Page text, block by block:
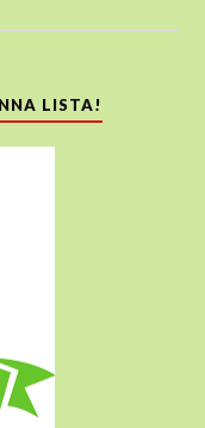
LISTA!